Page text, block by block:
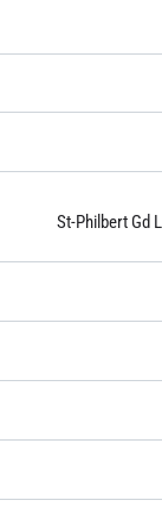
St-Philbert Gd